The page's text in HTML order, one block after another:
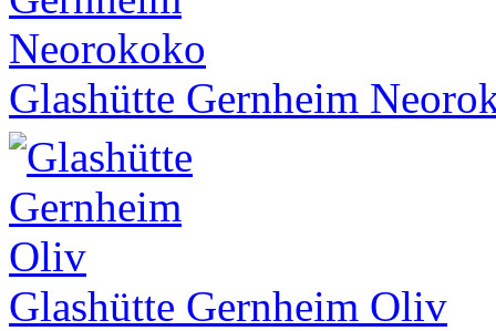
Glashütte Gernheim
Glashütte Gernheim Oliv